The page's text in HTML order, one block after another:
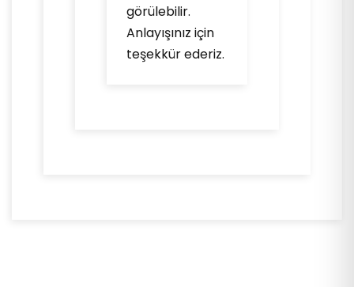
görülebilir.
Anlayışınız için
teşekkür ederiz.